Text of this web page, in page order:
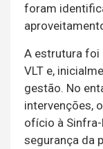
foram
A estrutura foi
VLT e,
gestão. No
intervenções,
ofício à
segurança da